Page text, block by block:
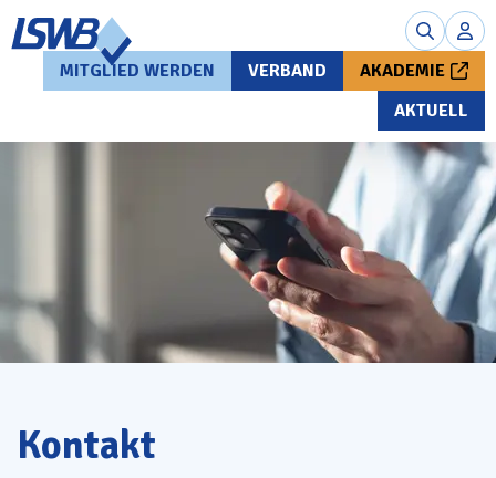
MITGLIED WERDEN VERBAND
AKADEMIE
AKTUELL
Kontakt